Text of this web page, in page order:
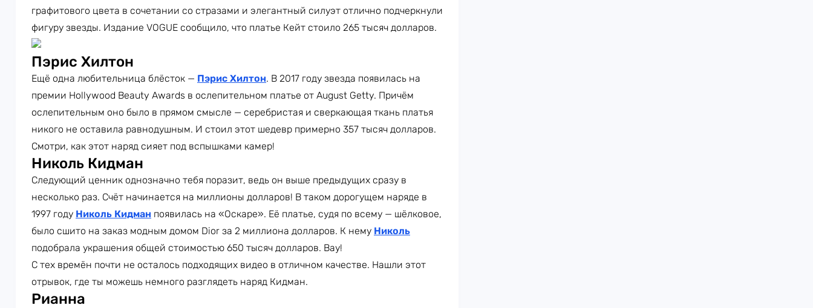
графитового цвета в сочетании со стразами и элегантный силуэт отлично подчеркнули
фигуру звезды. Издание VOGUE сообщило, что платье Кейт стоило 265 тысяч долларов.
Пэрис Хилтон
Ещё одна любительница блёсток — Пэрис Хилтон. В 2017 году звезда появилась на
премии Hollywood Beauty Awards в ослепительном платье от August Getty. Причём
ослепительным оно было в прямом смысле — серебристая и сверкающая ткань платья
никого не оставила равнодушным. И стоил этот шедевр примерно 357 тысяч долларов.
Смотри, как этот наряд сияет под вспышками камер!
Николь Кидман
Следующий ценник однозначно тебя поразит, ведь он выше предыдущих сразу в
несколько раз. Счёт начинается на миллионы долларов! В таком дорогущем наряде в
1997 году Николь Кидман появилась на «Оскаре». Её платье, судя по всему — шёлковое,
было сшито на заказ модным домом Dior за 2 миллиона долларов. К нему Николь
подобрала украшения общей стоимостью 650 тысяч долларов. Вау!
С тех времён почти не осталось подходящих видео в отличном качестве. Нашли этот
отрывок, где ты можешь немного разглядеть наряд Кидман.
Рианна